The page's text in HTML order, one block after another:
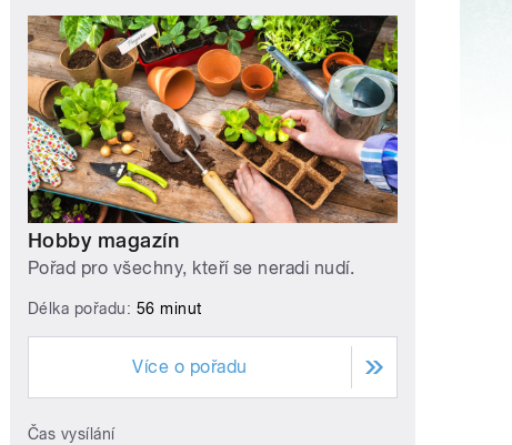
Hobby magazín
Pořad pro všechny, kteří se neradi nudí.
Délka pořadu: 56 minut
Více o pořadu
Čas vysílání